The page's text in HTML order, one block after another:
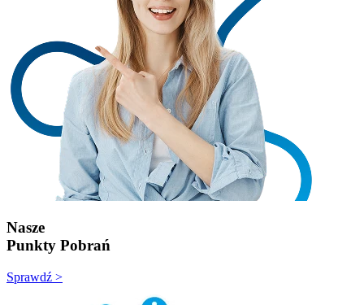
Nasze
Punkty Pobrań
Sprawdź >